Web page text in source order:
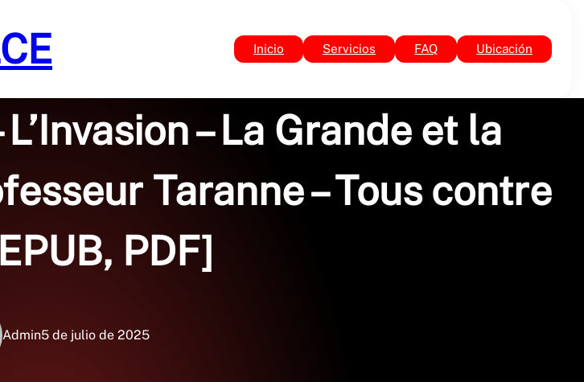
Inicio Servicios FAQ Ubicación
– La Grande et la
Taranne – Tous contre
PDF]
Admin5 de julio de 2025